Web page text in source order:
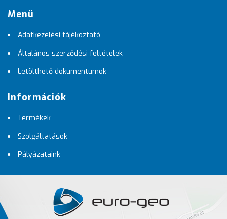
Menü
Adatkezelési tájékoztató
Általános szerződési feltételek
Letölthető dokumentumok
Információk
Termékek
Szolgáltatások
Pályázataink